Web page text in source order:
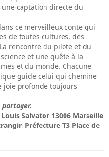
captation directe du
ce merveilleux conte qui
de toutes cultures, des
rencontre du pilote et du
et une quête à la
et du monde. Chacune
guide celui qui chemine
joie profonde toujours
partager.
Salvator 13006 Marseille
Préfecture T3 Place de